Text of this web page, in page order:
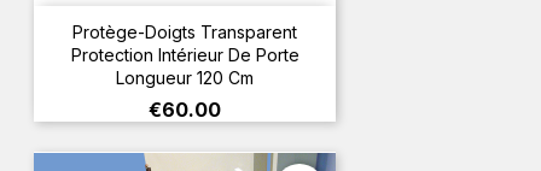
Protège-Doigts Transparent
Protection Intérieur De Porte
Longueur 120 Cm
Price
€60.00